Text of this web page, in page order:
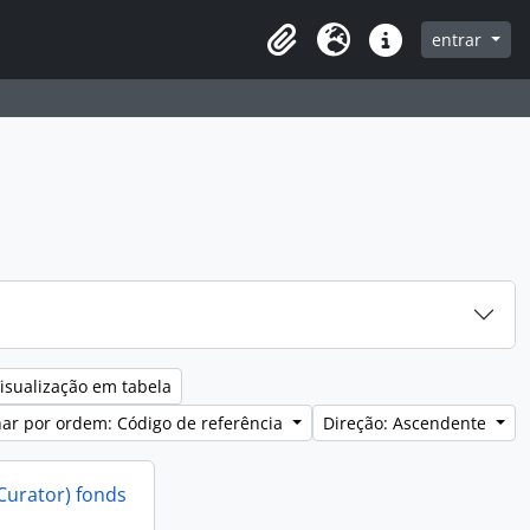
Clipboard
Idioma Ligações rápidas
entrar
em tabela
por ordem: Código de referência
Direção: Ascendente
fonds